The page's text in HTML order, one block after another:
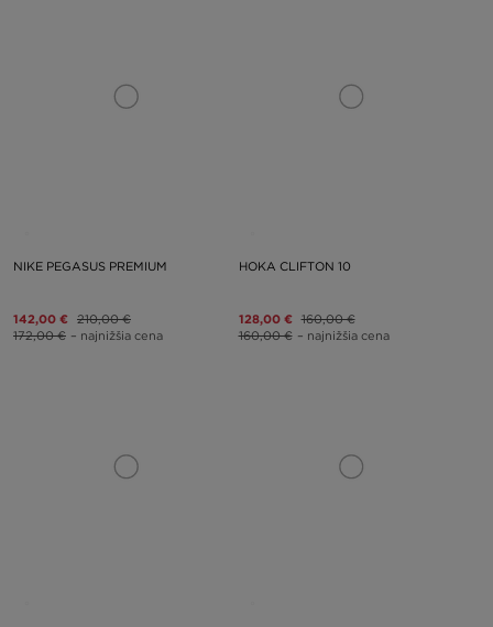
NIKE PEGASUS PREMIUM
142,00 € 210,00 €
172,00 € – najnižšia cena
HOKA CLIFTON 10
128,00 € 160,00 €
160,00 € – najnižšia cena